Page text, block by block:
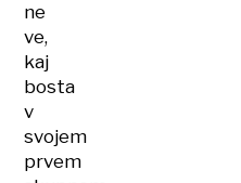
ne
ve,
kaj
bosta
v
svojem
prvem